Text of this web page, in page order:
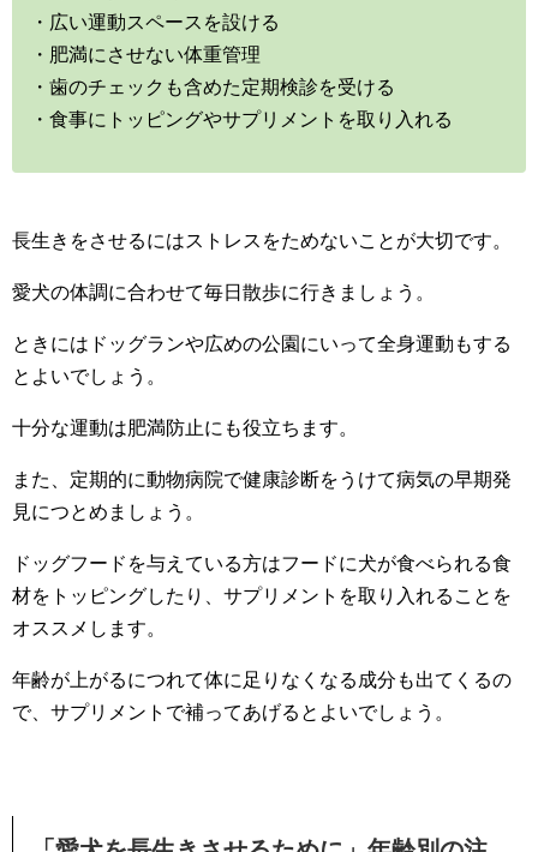
・広い運動スペースを設ける
・肥満にさせない体重管理
・歯のチェックも含めた定期検診を受ける
・食事にトッピングやサプリメントを取り入れる
長生きをさせるにはストレスをためないことが大切です。
愛犬の体調に合わせて毎日散歩に行きましょう。
ときにはドッグランや広めの公園にいって全身運動もする
とよいでしょう。
十分な運動は肥満防止にも役立ちます。
また、定期的に動物病院で健康診断をうけて病気の早期発
見につとめましょう。
ドッグフードを与えている方はフードに犬が食べられる食
材をトッピングしたり、サプリメントを取り入れることを
オススメします。
年齢が上がるにつれて体に足りなくなる成分も出てくるの
で、サプリメントで補ってあげるとよいでしょう。